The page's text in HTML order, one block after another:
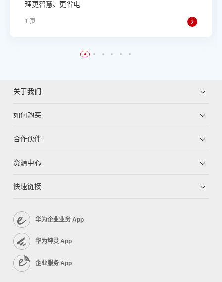
理更智慧、更省电
1 页
关于我们
如何购买
合作伙伴
资源中心
快速链接
华为企业业务 App
华为坤灵 App
企业服务 App